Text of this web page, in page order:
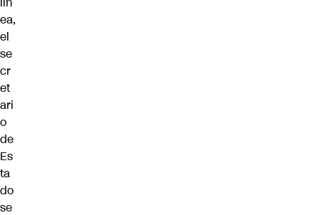
ea,
el
se
cr
et
ari
o
de
Es
ta
do
se